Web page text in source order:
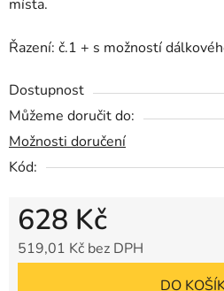
místa.
Řazení: č.1 + s možností
Dostupnost
Můžeme doručit do:
Možnosti doručení
Kód:
628 Kč
519,01 Kč bez DPH
DO